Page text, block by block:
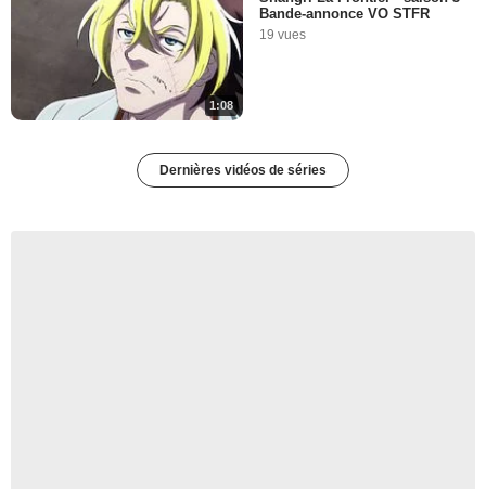
1:08
Bande-annonce VO STFR
19 vues
Dernières vidéos de séries